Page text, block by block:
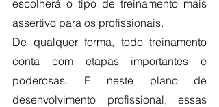
escolherá o tipo de treinamento mais
assertivo para os profissionais.
De qualquer forma, todo treinamento
conta com etapas importantes e
poderosas. E neste plano de
desenvolvimento profissional, essas